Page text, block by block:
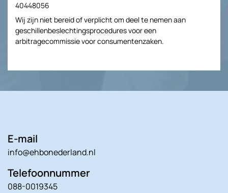
40448056
Wij zijn niet bereid of verplicht om deel te nemen aan
geschillenbeslechtingsprocedures voor een
arbitragecommissie voor consumentenzaken.
E-mail
info@ehbonederland.nl
Telefoonnummer
088-0019345